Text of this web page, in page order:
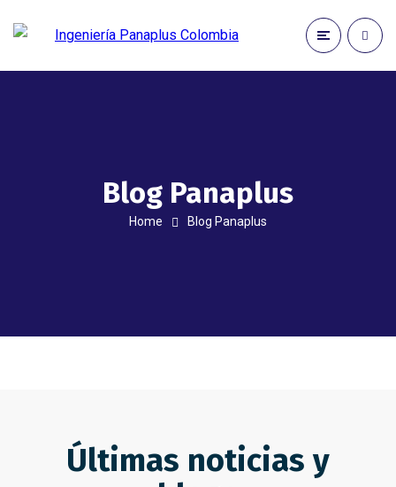
Blog Panaplus
Home Blog Panaplus
Últimas noticias y